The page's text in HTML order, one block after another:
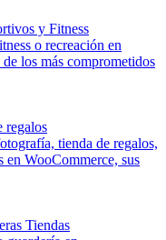
y Fitness
o recreación en
los más comprometidos
regalos
tienda de regalos,
en WooCommerce, sus
Tiendas